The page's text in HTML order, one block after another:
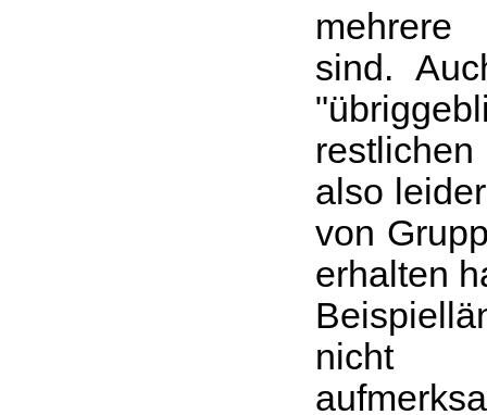
sind.
restlichen
also
von
erhalten
nicht